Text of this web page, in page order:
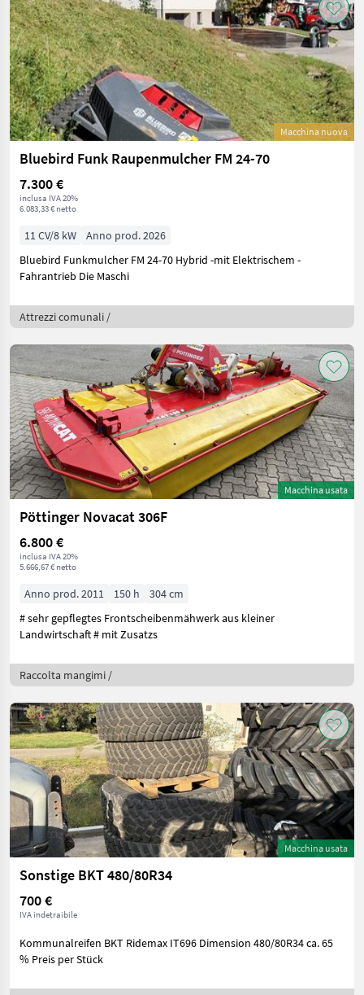
Macchina nuova
Bluebird Funk Raupenmulcher FM 24-70
7.300 €
inclusa IVA 20%
6.083,33 € netto
11 CV/8 kW
Anno prod. 2026
Bluebird Funkmulcher FM 24-70 Hybrid -mit Elektrischem -
Fahrantrieb Die Maschi
Attrezzi comunali /
Macchina usata
Pöttinger Novacat 306F
6.800 €
inclusa IVA 20%
5.666,67 € netto
Anno prod. 2011 150 h
304 cm
# sehr gepflegtes Frontscheibenmähwerk aus kleiner
Landwirtschaft # mit Zusatzs
Raccolta mangimi /
Macchina usata
Sonstige BKT 480/80R34
700 €
IVA indetraibile
Kommunalreifen BKT Ridemax IT696 Dimension 480/80R34 ca. 65
% Preis per Stück